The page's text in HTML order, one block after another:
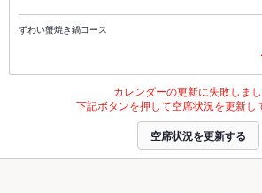
ずわい蟹焼き鍋コース
カレンダーの更新に失敗しまし
下記ボタンを押して空席状況を更新し
空席状況を更新する